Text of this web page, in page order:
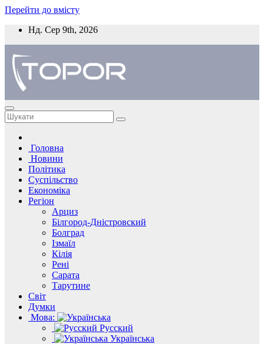
Перейти до вмісту
Нд. Сер 9th, 2026
Головна
Новини
Політика
Суспільство
Економіка
Регіон
Арциз
Білгород-Дністровский
Болград
Ізмаїл
Кілія
Рені
Сарата
Тарутине
Світ
Думки
Мова:
Русский
Українська